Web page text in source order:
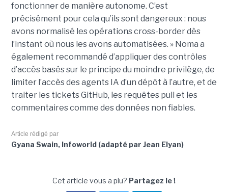
fonctionner de manière autonome. C’est
précisément pour cela qu’ils sont dangereux : nous
avons normalisé les opérations cross-border dès
l’instant où nous les avons automatisées. » Noma a
également recommandé d’appliquer des contrôles
d’accès basés sur le principe du moindre privilège, de
limiter l’accès des agents IA d’un dépôt à l’autre, et de
traiter les tickets GitHub, les requêtes pull et les
commentaires comme des données non fiables.
Article rédigé par
Gyana Swain, Infoworld (adapté par Jean Elyan)
Cet article vous a plu? Partagez le !